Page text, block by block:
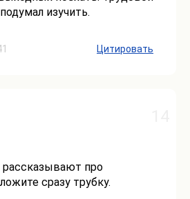
изучить.
Цитировать
рассказывают про
сразу трубку.